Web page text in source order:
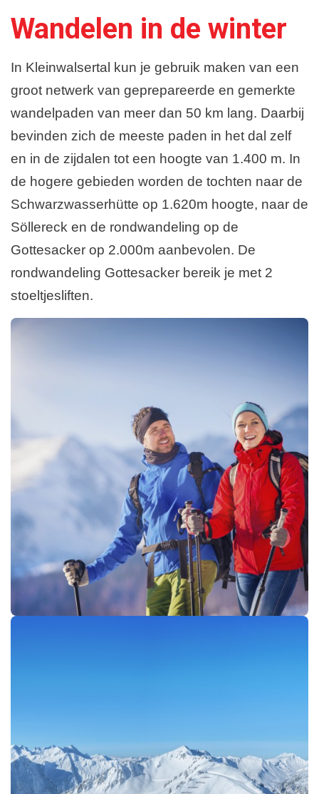
Wandelen in de winter
In Kleinwalsertal kun je gebruik maken van een
groot netwerk van geprepareerde en gemerkte
wandelpaden van meer dan 50 km lang. Daarbij
bevinden zich de meeste paden in het dal zelf
en in de zijdalen tot een hoogte van 1.400 m. In
de hogere gebieden worden de tochten naar de
Schwarzwasserhütte op 1.620m hoogte, naar de
Söllereck en de rondwandeling op de
Gottesacker op 2.000m aanbevolen. De
rondwandeling Gottesacker bereik je met 2
stoeltjesliften.
Winterwandelen